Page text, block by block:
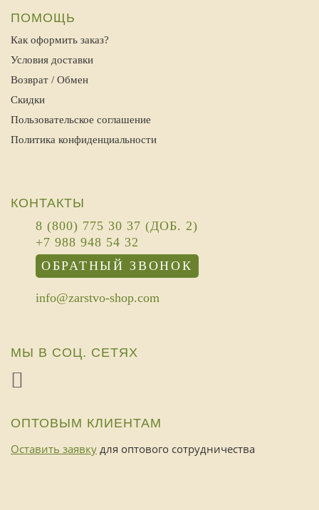
ПОМОЩЬ
Как оформить заказ?
Условия доставки
Возврат / Обмен
Скидки
Пользовательское соглашение
Политика конфиденциальности
КОНТАКТЫ
8 (800) 775 30 37 (ДОБ. 2)
+7 988 948 54 32
ОБРАТНЫЙ ЗВОНОК
info@zarstvo-shop.com
МЫ В СОЦ. СЕТЯХ
ОПТОВЫМ КЛИЕНТАМ
Оставить заявку для оптового сотрудничества